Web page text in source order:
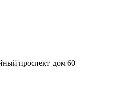
проспект, дом 60